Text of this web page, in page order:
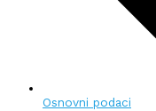
Osnovni podaci